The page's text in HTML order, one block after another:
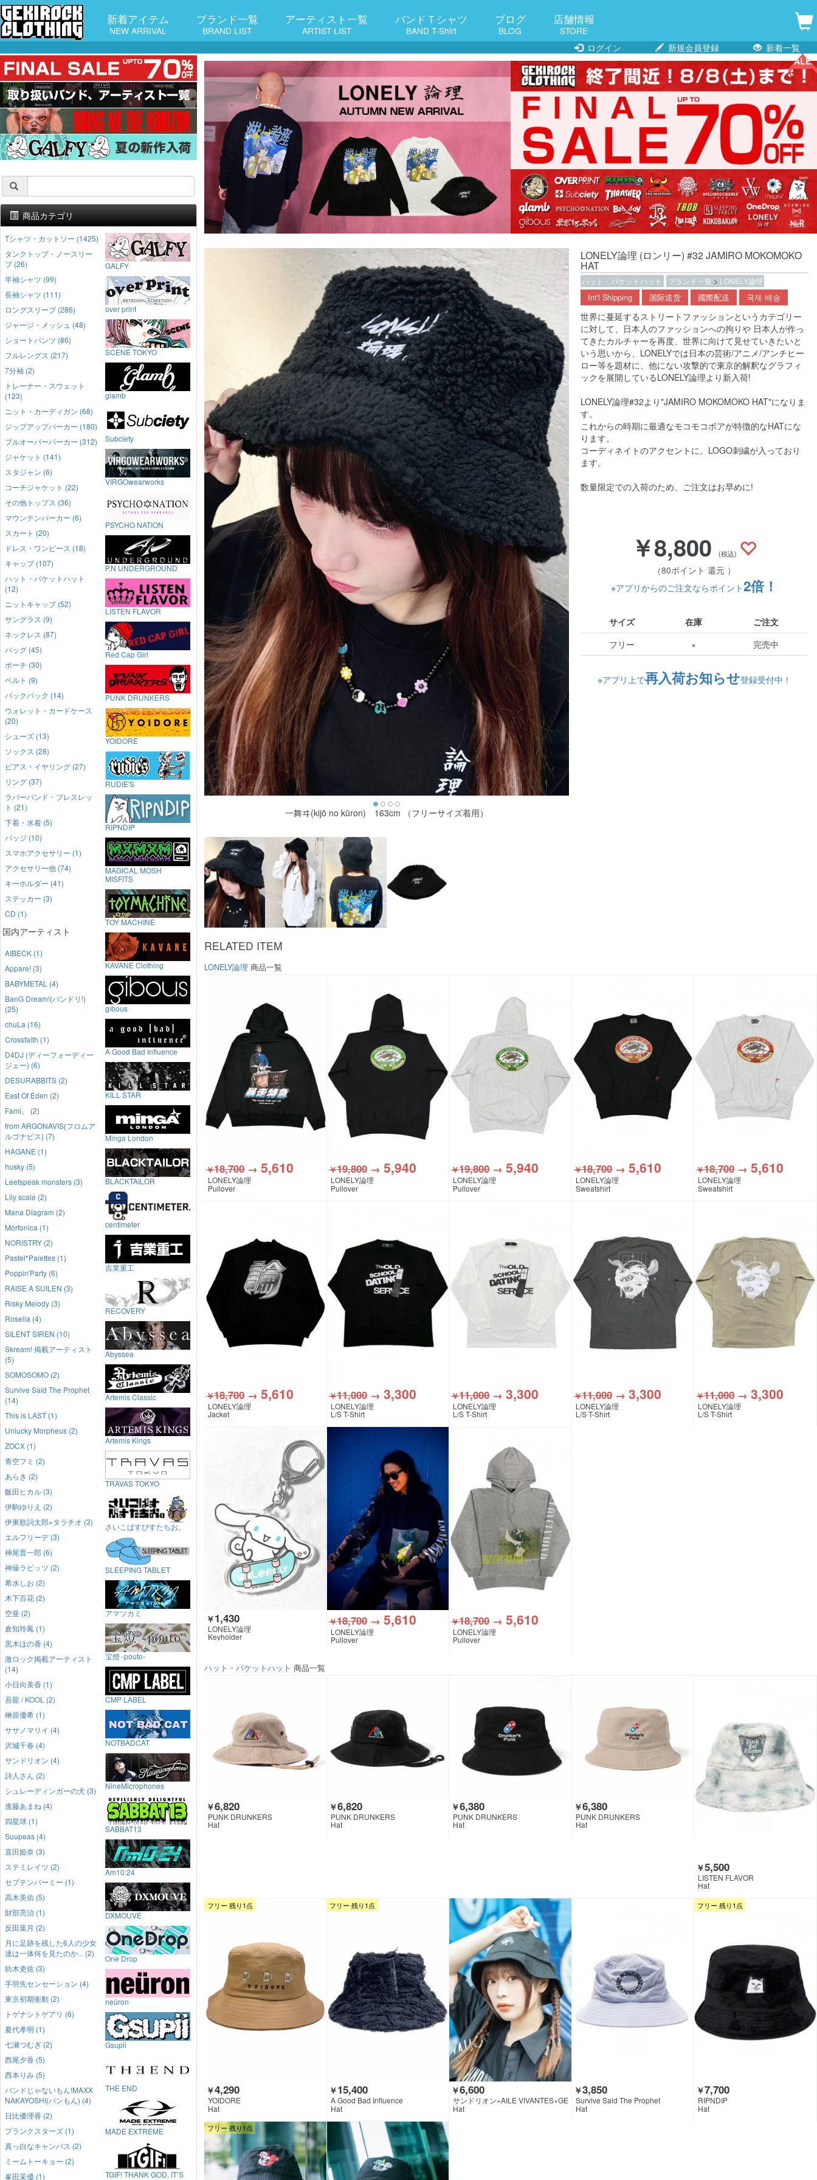
新着アイテム
NEW ARRIVAL
ブランド一覧
BRAND LIST
アーティスト一覧
ARTIST LIST
バンドＴシャツ
BAND T-Shirt
ブログ
BLOG
店舗情報
STORE
ログイン
新規会員登録 新着一覧
一舞ヰ(kijō no kūron) 163cm （フリーサイズ着用）
LONELY論理 (ロンリー) #32 JAMIRO MOKOMOKO
HAT
ハット・バケットハット ブランド一覧 > LONELY論理
Int'l Shipping 国际送货 國際配送 국제 배송
世界に蔓延するストリートファッションというカテゴリー
に対して、日本人のファッションへの拘りや 日本人が作っ
てきたカルチャーを再度、世界に向けて見せていきたいと
いう思いから、LONELYでは日本の芸術/アニメ/アンチヒー
ロー等を題材に、他にない攻撃的で東京的解釈なグラフィ
ックを展開しているLONELY論理より新入荷!
LONELY論理#32より"JAMIRO MOKOMOKO HAT"になりま
す。
これからの時期に最適なモコモコボアが特徴的なHATにな
ります。
コーディネイトのアクセントに。LOGO刺繍が入っており
ます。
数量限定での入荷のため、ご注文はお早めに!
￥8,800 (税込)
（80ポイント 還元 ）
※アプリからのご注文ならポイント2倍！
サイズ 在庫
ご注文
フリー
× 完売中
※アプリ上で再入荷お知らせ登録受付中！
RELATED ITEM
SALE!!
SALE!!
SALE!!
SALE!!
SALE!!
SALE!!
SALE!!
SALE!!
SALE!!
SALE!!
SALE!!
SALE!!
LONELY論理 商品一覧
￥18,700 → 5,610
LONELY論理
Pullover
￥19,800→ 5,940
LONELY論理
Pullover
￥19,800→5,940
LONELY論理
Pullover
￥18,700→ 5,610
LONELY論理
Sweatshirt
￥18,700→5,610
LONELY論理
Sweatshirt
￥18,700 → 5,610
LONELY論理
Jacket
￥11,000→ 3,300
LONELY論理
L/S T-Shirt
￥11,000→3,300
LONELY論理
L/S T-Shirt
￥11,000→ 3,300
LONELY論理
L/S T-Shirt
￥11,000→3,300
LONELY論理
L/S T-Shirt
￥1,430
LONELY論理
Keyholder
￥18,700→ 5,610
LONELY論理
Pullover
￥18,700→5,610
LONELY論理
Pullover
ハット・バケットハット 商品一覧
￥6,820
PUNK DRUNKERS
Hat
￥6,820
PUNK DRUNKERS
Hat
￥6,380
PUNK DRUNKERS
Hat
￥6,380
PUNK DRUNKERS
Hat
￥5,500
LISTEN FLAVOR
Hat
フリー 残り1点
￥4,290
YOIDORE
Hat
フリー 残り1点
￥15,400
A Good Bad Influence
Hat
￥6,600
サンドリオン×AILE VIVANTES×GE
KIROCK CLOTHING
Hat
￥3,850
Survive Said The Prophet
Hat
フリー 残り1点
￥7,700
RIPNDIP
Hat
フリー 残り1点
商品カテゴリ
Tシャツ・カットソー (1425)
タンクトップ・ノースリー
ブ (26)
半袖シャツ (99)
長袖シャツ (111)
ロングスリーブ (286)
ジャージ・メッシュ (48)
ショートパンツ (86)
フルレングス (217)
7分袖 (2)
トレーナー・スウェット
(123)
ニット・カーディガン (68)
ジップアップパーカー (180)
プルオーバーパーカー (312)
ジャケット (141)
スタジャン (6)
コーチジャケット (22)
その他トップス (36)
マウンテンパーカー (6)
スカート (20)
ドレス・ワンピース (18)
キャップ (107)
ハット・バケットハット
(12)
ニットキャップ (52)
サングラス (9)
ネックレス (87)
バッグ (45)
ポーチ (30)
ベルト (9)
バックパック (14)
ウォレット・カードケース
(20)
シューズ (13)
ソックス (28)
ピアス・イヤリング (27)
リング (37)
ラバーバンド・ブレスレッ
ト (21)
下着・水着 (5)
バッジ (10)
スマホアクセサリー (1)
アクセサリー他 (74)
キーホルダー (41)
ステッカー (3)
CD (1)
国内アーティスト
AIBECK (1)
Appare! (3)
BABYMETAL (4)
BanG Dream!(バンドリ!)
(25)
chuLa (16)
Crossfaith (1)
D4DJ (ディーフォーディー
ジェー) (6)
DESURABBITS (2)
East Of Eden (2)
Fami。 (2)
from ARGONAVIS(フロムア
ルゴナビス) (7)
HAGANE (1)
husky (5)
Leetspeak monsters (3)
Lily scale (2)
Mana Diagram (2)
Morfonica (1)
NORISTRY (2)
Pastel*Palettes (1)
Poppin'Party (6)
RAISE A SUILEN (3)
Risky Melody (3)
Roselia (4)
SILENT SIREN (10)
Skream! 掲載アーティスト
(5)
SOMOSOMO (2)
Survive Said The Prophet
(14)
This is LAST (1)
Unlucky Morpheus (2)
ZOCX (1)
青空フミ (2)
あらき (2)
飯田ヒカル (3)
伊駒ゆりえ (2)
伊東歌詞太郎×タラチオ (3)
エルフリーデ (3)
神尾晋一郎 (6)
神薙ラビッツ (2)
希水しお (2)
木下百花 (2)
空亜 (2)
倉知玲鳳 (1)
黒木ほの香 (4)
激ロック掲載アーティスト
(14)
小日向美香 (1)
吾龍 / KOOL (2)
榊原優希 (1)
ササノマリイ (4)
沢城千春 (4)
サンドリオン (4)
詩人さん (2)
シュレーディンガーの犬 (3)
進藤あまね (4)
四星球 (1)
Suupeas (4)
直田姫奈 (3)
ステミレイツ (2)
セプテンバーミー (1)
高木美佑 (5)
財部亮治 (1)
反田葉月 (2)
月に足跡を残した6人の少女
達は一体何を見たのか... (2)
紡木吏佐 (3)
手羽先センセーション (4)
東京初期衝動 (2)
トゲナシトゲアリ (6)
夏代孝明 (1)
七瀬つむぎ (2)
西尾夕香 (5)
西本りみ (5)
バンドじゃないもん!MAXX
NAKAYOSHI(バンもん) (4)
日比優理香 (2)
プランクスターズ (1)
真っ白なキャンバス (2)
ミームトーキョー (2)
峯田茉優 (1)
GALFY
over print
SCENE TOKYO
glamb
Subciety
VIRGOwearworks
PSYCHO NATION
P.N UNDERGROUND
LISTEN FLAVOR
Red Cap Girl
PUNK DRUNKERS
YOIDORE
RUDIE'S
RIPNDIP
MAGICAL MOSH
MISFITS
TOY MACHINE
KAVANE Clothing
gibous
A Good Bad Influence
KILL STAR
Minga London
BLACKTAILOR
centimeter
吉業重工
RECOVERY
Abyssea
Artemis Classic
Artemis Kings
TRAVAS TOKYO
さいこぱすぴすたちお。
SLEEPING TABLET
アマツカミ
宝燈 -pouto-
CMP LABEL
NOTBADCAT
NineMicrophones
SABBAT13
Am10:24
DXMOUVE
One Drop
neüron
Gsupii
THE END
MADE EXTREME
TGIF! THANK GOD, IT’S